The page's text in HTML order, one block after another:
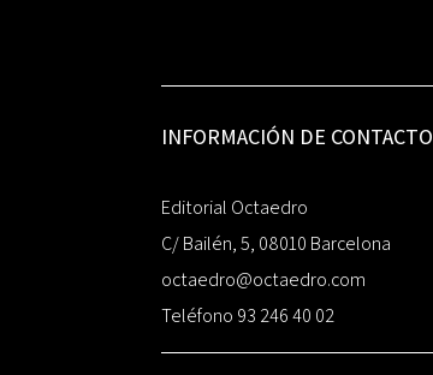
INFORMACIÓN DE CONTACTO
Editorial Octaedro
C/ Bailén, 5, 08010 Barcelona
octaedro@octaedro.com
Teléfono 93 246 40 02